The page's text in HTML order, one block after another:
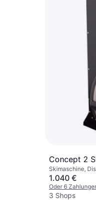
Concept 2
Skimaschine,
1.040 €
Oder 6
3 Shops